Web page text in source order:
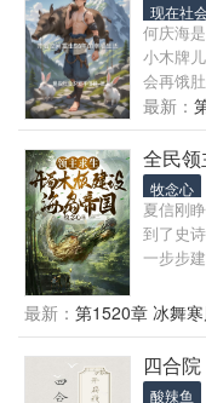
现在社
何庆海
小木牌
会再饿
最新：
全民
牧念心
夏信刚
到了史
一步步
最新： 第1520章 冰舞
四合
酸辣鱼